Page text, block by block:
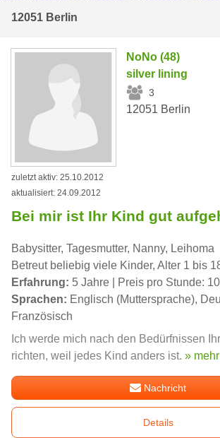
12051 Berlin
NoNo (48)
silver lining
3
12051 Berlin
zuletzt aktiv: 25.10.2012
aktualisiert: 24.09.2012
Bei mir ist Ihr Kind gut
Babysitter, Tagesmutter, Nanny, Leihoma
Betreut beliebig viele Kinder, Alter 1 bis
Erfahrung: 5 Jahre | Preis pro Stunde:
Sprachen: Englisch (Muttersprache),
Französisch
Ich werde mich nach den Bedürfnissen
richten, weil jedes Kind anders ist. » mehr
Nachricht
Details